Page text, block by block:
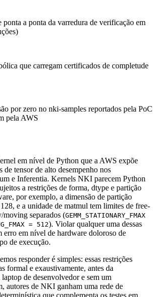
ponta a ponta da varredura de verificação em
que carregam certificados de completude
por zero no nki-samples reportados pela PoC
pela AWS
em nível de Python que a AWS expõe
de tensor de alto desempenho nos
e Inferentia. Kernels NKI parecem Python
a restrições de forma, dtype e partição
por exemplo, a dimensão de partição
e a unidade de matmul tem limites de free-
moving separados (GEMM_STATIONARY_FMAX
= 512). Violar qualquer uma dessas
erro em nível de hardware doloroso de
de execução.
responder é simples: essas restrições
formal e exaustivamente, antes da
de desenvolvedor e sem um
autores de NKI ganham uma rede de
que complementa os testes em